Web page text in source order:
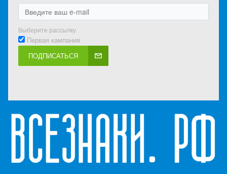
Выберите рассылку
Первая кампания
ПОДПИСАТЬСЯ